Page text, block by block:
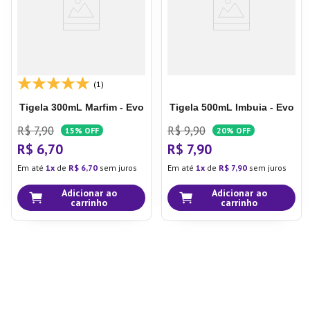
(1)
Tigela 300mL Marfim - Evo
R$ 7,90 15% OFF
R$ 6,70
Em até 1 de R$ 6,70 sem juros
Adicionar ao
carrinho
Tigela 500mL Imbuia - Evo
R$ 9,90 20% OFF
R$ 7,90
Em até 1 de R$ 7,90 sem juros
Adicionar ao
carrinho